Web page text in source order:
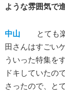
ような雰囲気で
中山
とても
田さんはすごい
ういった特集を
ドキしていたの
さったので、と